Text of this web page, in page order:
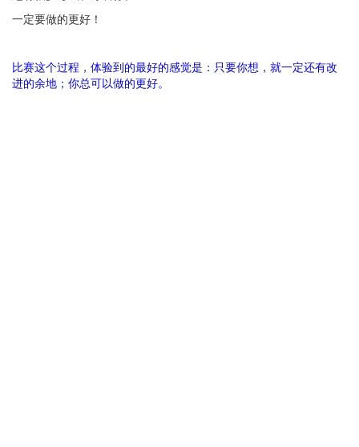
一定要做的更好！
比赛这个过程，体验到的最好的感觉是：只要你想，就一定还有改
进的余地；你总可以做的更好。